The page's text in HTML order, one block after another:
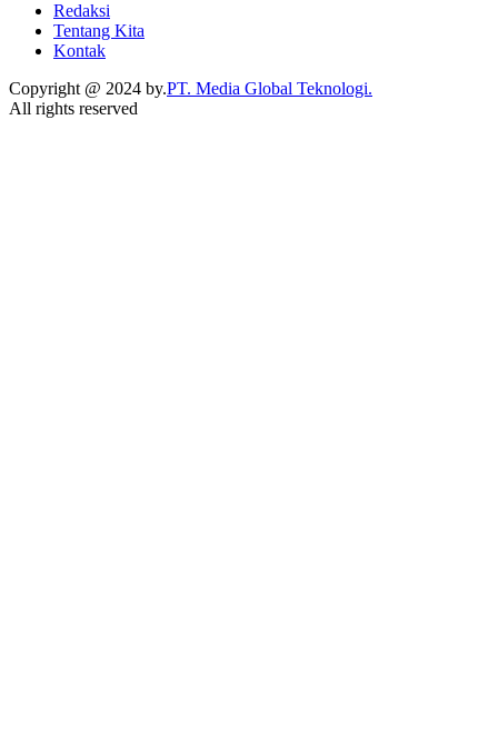
Redaksi
Tentang Kita
Kontak
Copyright @ 2024 by.PT. Media Global Teknologi.
All rights reserved